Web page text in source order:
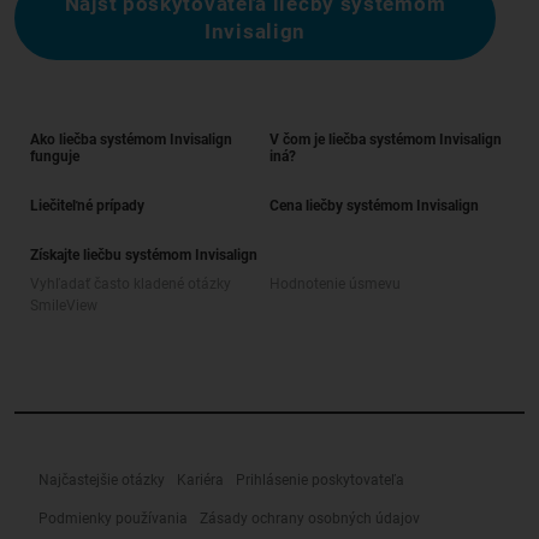
Invisalign
Ako liečba systémom Invisalign
funguje
V čom je liečba systémom Invisalign
iná?
Liečiteľné prípady Cena liečby systémom Invisalign
Získajte liečbu systémom Invisalign
Najčastejšie otázky Kariéra Prihlásenie poskytovateľa
Podmienky používania Zásady ochrany osobných údajov